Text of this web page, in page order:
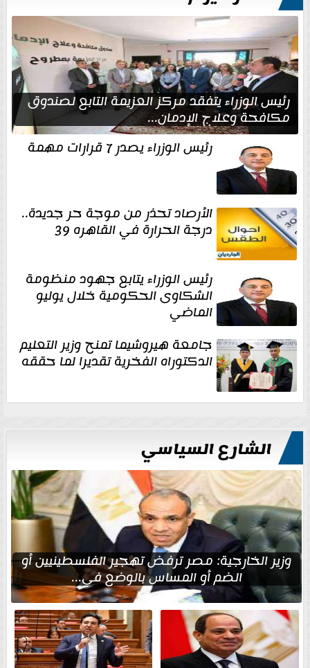
رئيس الوزراء يتفقد مركز العزيمة التابع لصندوق
مكافحة وعلاج الإدمان...
رئيس الوزراء يصدر 7 قرارات مهمة
الأرصاد تحذر من موجة حر جديدة..
درجة الحرارة في القاهره 39
رئيس الوزراء يتابع جهود منظومة
الشكاوى الحكومية خلال يوليو
الماضي
جامعة هيروشيما تمنح وزير التعليم
الدكتوراه الفخرية تقديرا لما حققه
الشارع السياسي
وزير الخارجية: مصر ترفض تهجير الفلسطينيين أو
الضم أو المساس بالوضع في...